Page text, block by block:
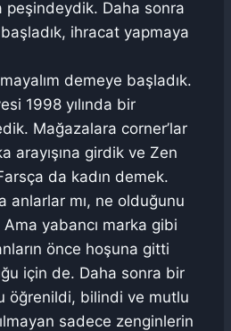
peşindeydik. Daha sonra
ihracat yapmaya
demeye başladık.
1998 yılında bir
Mağazalara corner’lar
arayışına girdik ve Zen
da kadın demek.
anlarlar mı, ne olduğunu
yabancı marka gibi
önce hoşuna gitti
için de. Daha sonra bir
öğrenildi, bilindi ve mutlu
sadece zenginlerin